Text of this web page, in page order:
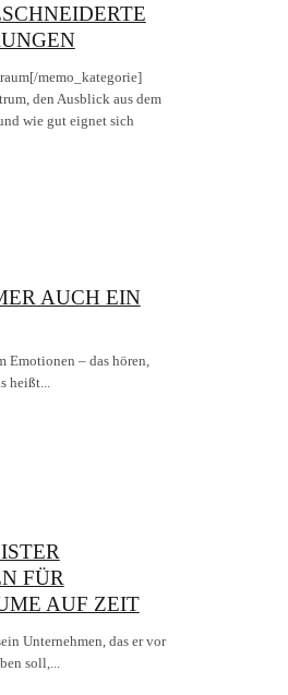
V
memo_kategorie]
den Ausblick aus dem
wie gut eignet sich
AUCH EIN
Emotionen – das hören,
heißt...
FÜR
AUF ZEIT
Unternehmen, das er vor
soll,...